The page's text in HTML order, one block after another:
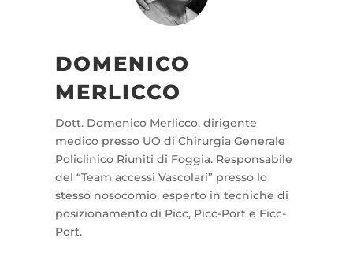
DOMENICO
MERLICCO
Dott. Domenico Merlicco, dirigente
medico presso UO di Chirurgia Generale
Policlinico Riuniti di Foggia. Responsabile
del “Team accessi Vascolari” presso lo
stesso nosocomio, esperto in tecniche di
posizionamento di Picc, Picc-Port e Ficc-
Port.